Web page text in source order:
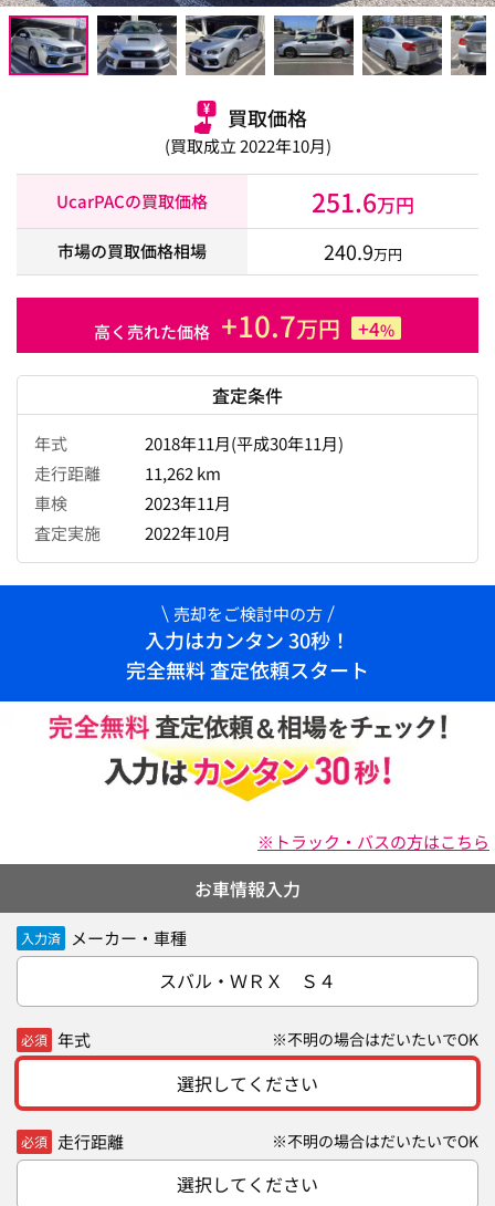
買取価格
(買取成立 2022年10月)
UcarPACの買取価格 251.6万円
市場の買取価格相場 240.9万円
高く売れた価格 +10.7万円 +4%
査定条件
年式
2018年11月(平成30年11月)
走行距離
11,262 km
車検
2023年11月
査定実施
2022年10月
売却をご検討中の方
入力はカンタン 30秒！
完全無料 査定依頼スタート
※トラック・バスの方はこちら
お車情報入力
入力済 メーカー・車種
スバル・ＷＲＸ Ｓ４
必須 年式 ※不明の場合はだいたいでOK
選択してください
必須 走行距離 ※不明の場合はだいたいでOK
選択してください